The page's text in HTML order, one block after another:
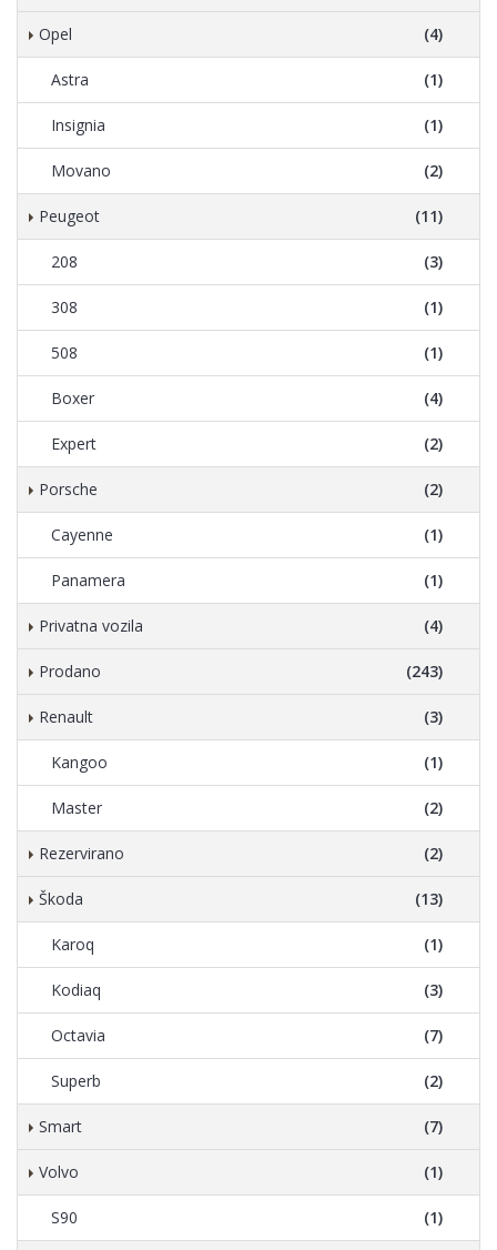
Opel (4)
Astra (1)
Insignia (1)
Movano (2)
Peugeot (11)
208 (3)
308 (1)
508 (1)
Boxer (4)
Expert (2)
Porsche (2)
Cayenne (1)
Panamera (1)
Privatna vozila (4)
Prodano (243)
Renault (3)
Kangoo (1)
Master (2)
Rezervirano (2)
Škoda (13)
Karoq (1)
Kodiaq (3)
Octavia (7)
Superb (2)
Smart (7)
Volvo (1)
S90 (1)